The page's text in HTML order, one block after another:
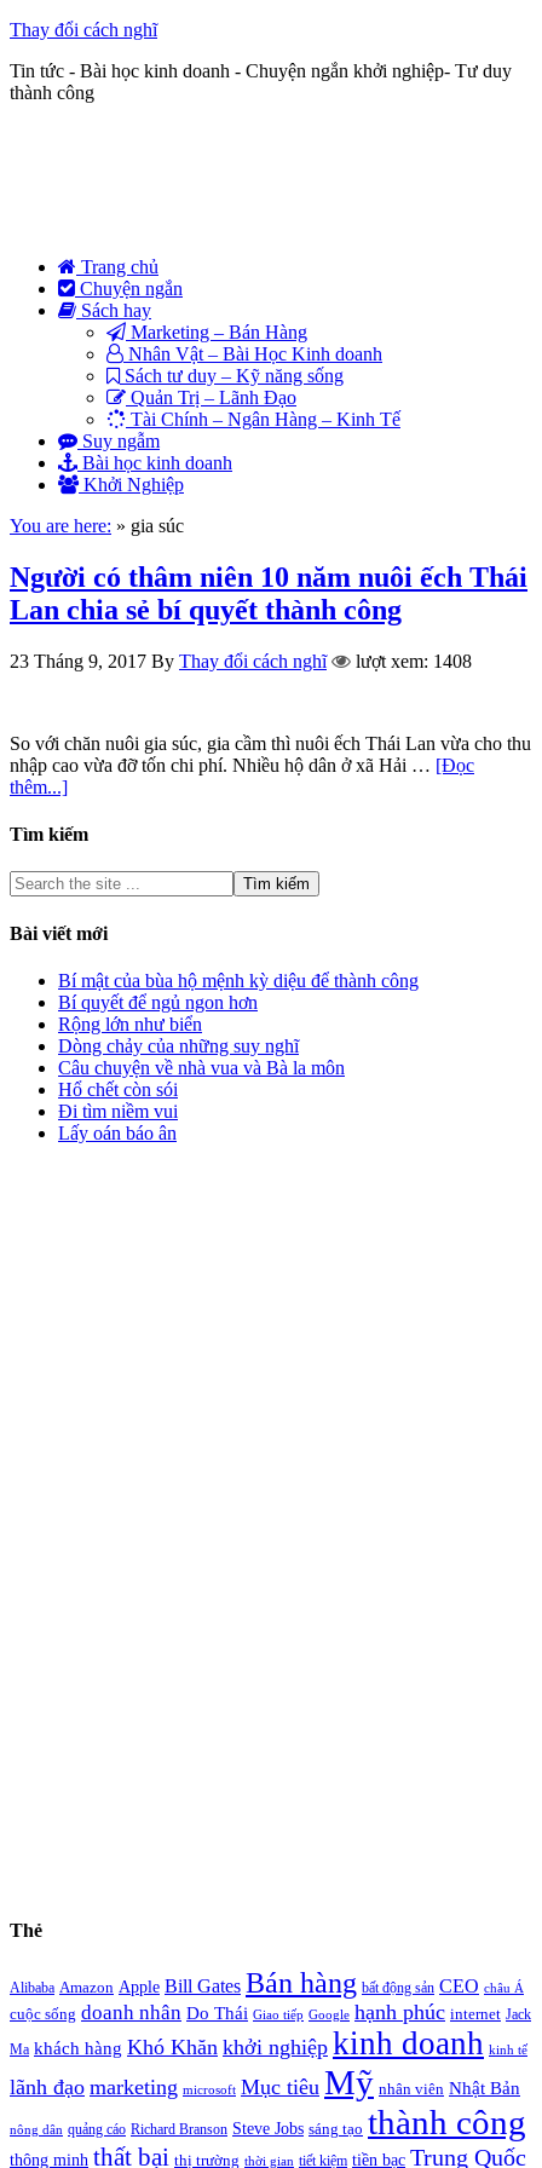
Thay đổi cách nghĩ
Tin tức - Bài học kinh doanh - Chuyện ngắn khởi nghiệp- Tư duy
thành công
Trang chủ
Chuyện ngắn
Sách hay
Marketing – Bán Hàng
Nhân Vật – Bài Học Kinh doanh
Sách tư duy – Kỹ năng sống
Quản Trị – Lãnh Đạo
Tài Chính – Ngân Hàng – Kinh Tế
Suy ngẫm
Bài học kinh doanh
Khởi Nghiệp
You are here: » gia súc
Người có thâm niên 10 năm nuôi ếch Thái
Lan chia sẻ bí quyết thành công
23 Tháng 9, 2017 By Thay đổi cách nghĩ lượt xem: 1408
So với chăn nuôi gia súc, gia cầm thì nuôi ếch Thái Lan vừa cho thu
nhập cao vừa đỡ tốn chi phí. Nhiều hộ dân ở xã Hải … [Đọc
thêm...]
Tìm kiếm
Bài viết mới
Bí mật của bùa hộ mệnh kỳ diệu để thành công
Bí quyết để ngủ ngon hơn
Rộng lớn như biển
Dòng chảy của những suy nghĩ
Câu chuyện về nhà vua và Bà la môn
Hổ chết còn sói
Đi tìm niềm vui
Lấy oán báo ân
Thẻ
Alibaba Amazon Apple Bill Gates Bán hàng bất động sản CEO châu Á
cuộc sống doanh nhân Do Thái Giao tiếp Google hạnh phúc internet Jack
Ma khách hàng Khó Khăn khởi nghiệp kinh doanh kinh tế
lãnh đạo marketing microsoft Mục tiêu Mỹ nhân viên Nhật Bản
nông dân quảng cáo Richard Branson Steve Jobs sáng tạo thành công
thông minh thất bại thị trường thời gian tiết kiệm tiền bạc Trung Quốc